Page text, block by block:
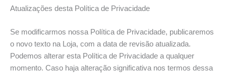
Atualizações desta Política de Privacidade
Se modificarmos nossa Política de Privacidade, publicaremos
o novo texto na Loja, com a data de revisão atualizada.
Podemos alterar esta Política de Privacidade a qualquer
momento. Caso haja alteração significativa nos termos dessa